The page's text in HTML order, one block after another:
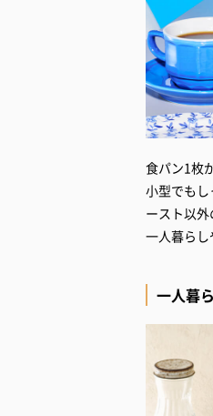
食パン1枚
小型でも
ースト以外
一人暮らし
一人暮